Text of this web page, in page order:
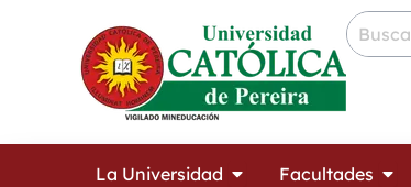
La Universidad Open La Universidad
Facultades